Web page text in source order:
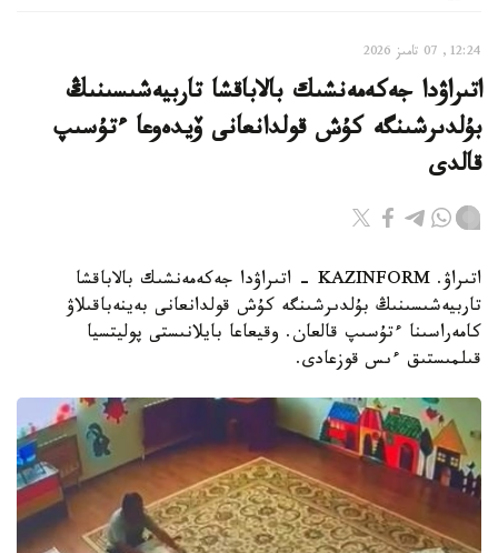
12:24, 07 تامىز 2026
اتىراۋدا جەكەمەنشىك بالاباقشا تاربيەشىسىنىڭ
بۇلدىرشىنگە كۇش قولدانعانى ۆيدەوعا ءتۇسىپ
قالدى
اتىراۋ. KAZINFORM - اتىراۋدا جەكەمەنشىك بالاباقشا
تاربيەشىسىنىڭ بۇلدىرشىنگە كۇش قولدانعانى بەينەباقىلاۋ
كامەراسىنا ءتۇسىپ قالعان. وقيعاعا بايلانىستى پوليتسيا
قىلمىستىق ءىس قوزعادى.